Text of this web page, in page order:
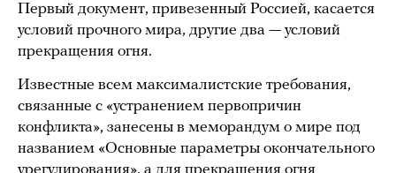
Первый документ, привезенный Россией, касается
условий прочного мира, другие два — условий
прекращения огня.
Известные всем максималистские требования,
связанные с «устранением первопричин
конфликта», занесены в меморандум о мире под
названием «Основные параметры окончательного